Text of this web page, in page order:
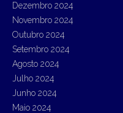
Dezembro 2024
Novembro 2024
Outubro 2024
Setembro 2024
Agosto 2024
Julho 2024
Junho 2024
Maio 2024